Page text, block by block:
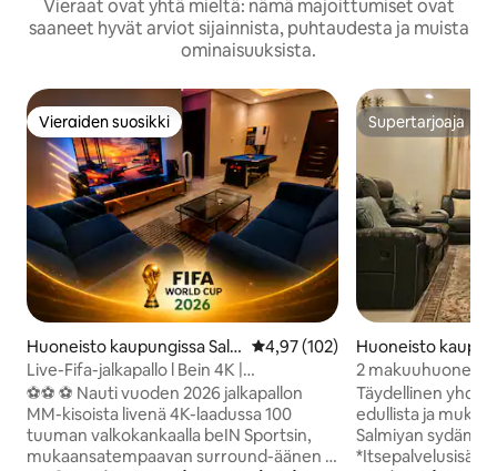
Vieraat ovat yhtä mieltä: nämä majoittumiset ovat
saaneet hyvät arviot sijainnista, puhtaudesta ja muista
ominaisuuksista.
Vieraiden suosikki
Vieraiden suosikki
Huoneisto kaupungissa Sal
miya
Keskimääräinen arvio 4,97/5,
4,97 (102)
Live-Fifa-jalkapallo l Bein 4K |
Elokuvateatteri l VIP
⚽️⚽️ ⚽ Nauti vuoden 2026 jalkapallon
MM-kisoista livenä 4K-laadussa 100
tuuman valkokankaalla beIN Sportsin,
mukaansatempaavan surround-äänen ja
Supertarjoaja
Supertarjoaja
Huoneisto
ya
2
majoitus
Täydellinen
edullista ja
Salmiyan